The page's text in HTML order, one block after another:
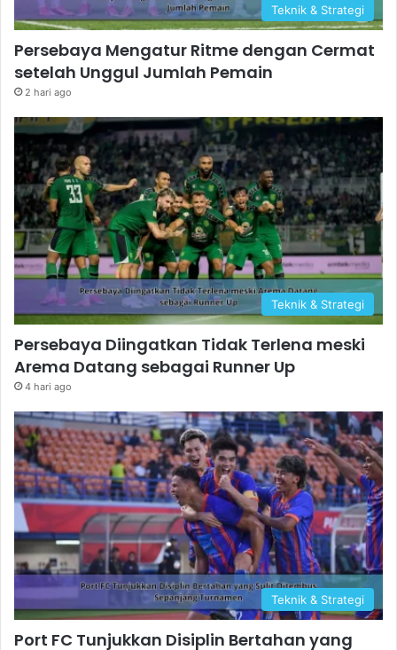
Teknik & Strategi
Persebaya Mengatur Ritme dengan Cermat
setelah Unggul Jumlah Pemain
2 hari ago
Teknik & Strategi
Persebaya Diingatkan Tidak Terlena meski
Arema Datang sebagai Runner Up
4 hari ago
Teknik & Strategi
Port FC Tunjukkan Disiplin Bertahan yang